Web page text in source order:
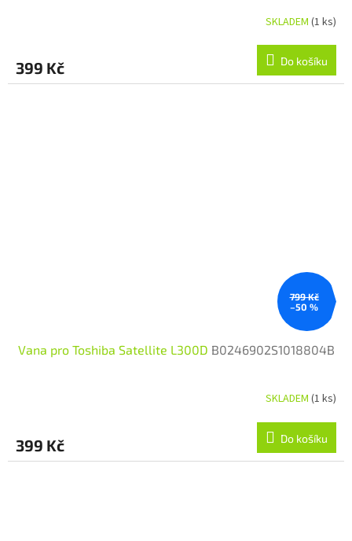
SKLADEM (1 ks)
399 Kč Do košíku
799 Kč
–50 %
Vana pro Toshiba Satellite L300D B0246902S1018804B
SKLADEM (1 ks)
399 Kč Do košíku